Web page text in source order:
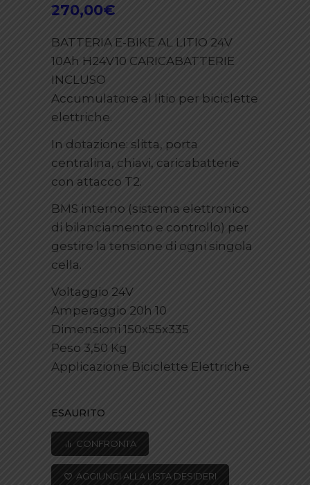
270,00€
BATTERIA E-BIKE AL LITIO 24V
10Ah H24V10 CARICABATTERIE
INCLUSO
Accumulatore al litio per biciclette
elettriche.
In dotazione: slitta, porta
centralina, chiavi, caricabatterie
con attacco T2.
BMS interno (sistema elettronico
di bilanciamento e controllo) per
gestire la tensione di ogni singola
cella.
Voltaggio 24V
Amperaggio 20h 10
Dimensioni 150x55x335
Peso 3,50 Kg
Applicazione Biciclette Elettriche
ESAURITO
CONFRONTA
AGGIUNGI ALLA LISTA DESIDERI